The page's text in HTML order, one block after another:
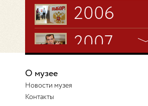
2006
2007
О музее
Новости музея
Контакты